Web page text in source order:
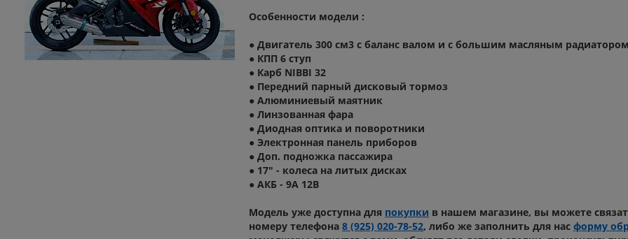
Особенности модели :
● Двигатель 300 см3 с баланс валом и с большим масляным
● КПП 6 ступ
● Карб NIBBI 32
● Передний парный дисковый тормоз
● Алюминиевый маятник
● Линзованная фара
● Диодная оптика и поворотники
● Электронная панель приборов
● Доп. подножка пассажира
● 17" - колеса на литых дисках
● АКБ - 9А 12В
Модель уже доступна для покупки в нашем магазине, вы можете
номеру телефона 8 (925) 020-78-52, либо же заполнить для нас форму